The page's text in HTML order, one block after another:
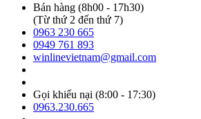
Bán hàng (8h00 - 17h30)
(Từ thứ 2 đến thứ 7)
0963 230 665
0949 761 893
winlinevietnam@gmail.com
Gọi khiếu nại (8:00 - 17:30)
0963.230.665